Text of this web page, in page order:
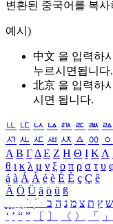
변환된 중국어를 복
예시)
中文 을 입력하
누르시면됩니다.
北京 을 입력하
시면 됩니다.
ㅥ ㅦ ㅧ ㅨ ㅩ ㅪ ㅫ ㅬ
ㅺ ㅻ ㅼ ㅽ ㅾ ㅿ ㆀ ㆁ
Α Β ΓΔ Ε Ζ Η Θ Ι ΚΛ
θ ι κ λ μ ν ξ ο π ρ σ τ υ
á à Á À é è É È ç Ç ê
Ä Ö Ü ä ö ü ß
ִֶֹ ֻּ ׁׂ ש ץ ת צ מ נ ה ב
‘ ’ “ ” 〔 〕 〈 〉 「 」